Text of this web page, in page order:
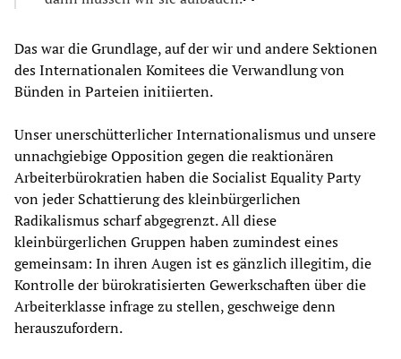
Das war die Grundlage, auf der wir und andere Sektionen
des Internationalen Komitees die Verwandlung von
Bünden in Parteien initiierten.
Unser unerschütterlicher Internationalismus und unsere
unnachgiebige Opposition gegen die reaktionären
Arbeiterbürokratien haben die Socialist Equality Party
von jeder Schattierung des kleinbürgerlichen
Radikalismus scharf abgegrenzt. All diese
kleinbürgerlichen Gruppen haben zumindest eines
gemeinsam: In ihren Augen ist es gänzlich illegitim, die
Kontrolle der bürokratisierten Gewerkschaften über die
Arbeiterklasse infrage zu stellen, geschweige denn
herauszufordern.